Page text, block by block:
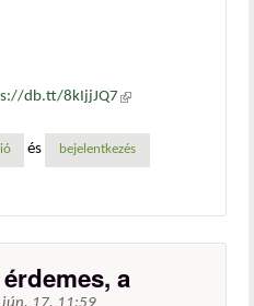
db.tt/8kIjjJQ7 (külső
és bejelentkezés
a